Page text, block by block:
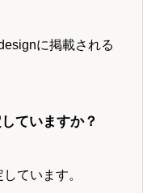
に掲載される
ていますか？
ています。